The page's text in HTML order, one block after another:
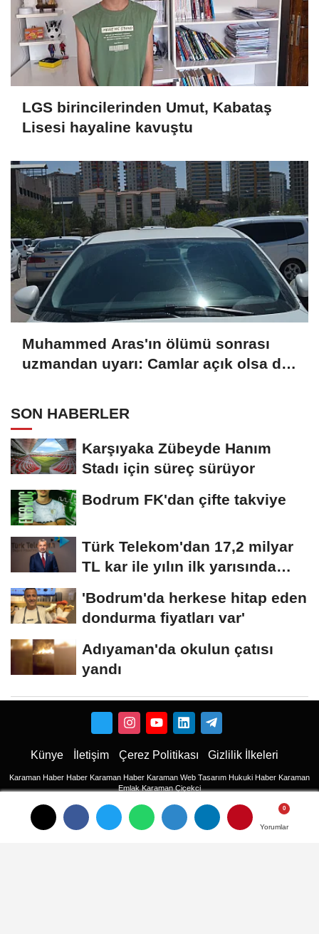
Yorumlar
Yorumlar
Yorumlar
LGS birincilerinden Umut, Kabataş
Lisesi hayaline kavuştu
Muhammed Aras'ın ölümü sonrası
uzmandan uyarı: Camlar açık olsa da
SON HABERLER
Karşıyaka Zübeyde Hanım
Stadı için süreç sürüyor
Bodrum FK'dan çifte takviye
Türk Telekom'dan 17,2 milyar
TL kar ile yılın ilk yarısında
'Bodrum'da herkese hitap eden
dondurma fiyatları var'
Adıyaman'da okulun çatısı
yandı
Künye İletişim Çerez Politikası Gizlilik İlkeleri
Karaman Haber Haber Karaman Haber Karaman Web Tasarım Hukuki Haber Karaman
Emlak Karaman Çiçekci
Haber